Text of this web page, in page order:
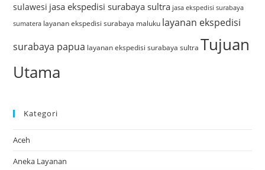
sulawesi jasa ekspedisi surabaya sultra jasa ekspedisi surabaya
sumatera layanan ekspedisi surabaya maluku layanan ekspedisi
surabaya papua layanan ekspedisi surabaya sultra Tujuan
Utama
Kategori
Aceh
Aneka Layanan